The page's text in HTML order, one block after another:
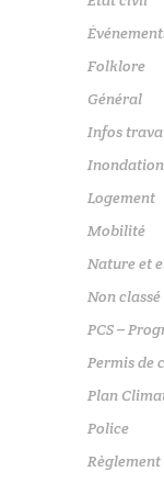
Folklore
Général
Infos
Logement
Mobilité
Nature et
Non classé
PCS –
Permis de
Plan
Police